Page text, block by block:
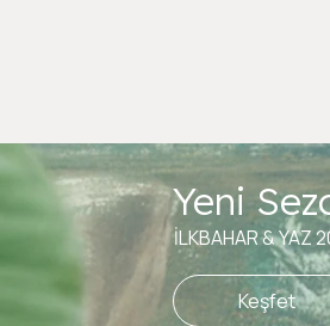
Yeni
İLKBAHAR & YAZ
Keşfet